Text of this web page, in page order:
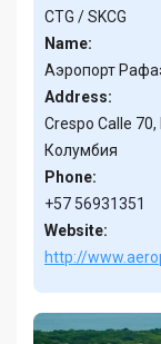
CTG / SKCG
Name:
Аэропорт
Address:
Crespo Calle
Колумбия
Phone:
+57 56931351
Website:
http://